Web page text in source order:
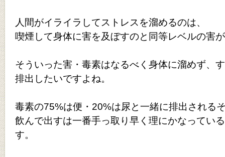
人間がイライラしてストレスを溜めるのは、
喫煙して身体に害を及ぼすのと同等レベルの害
そういった害・毒素はなるべく身体に溜めず、
排出したいですよね。
毒素の75%は便・20%は尿と一緒に排出される
飲んで出すは一番手っ取り早く理にかなってい
す。